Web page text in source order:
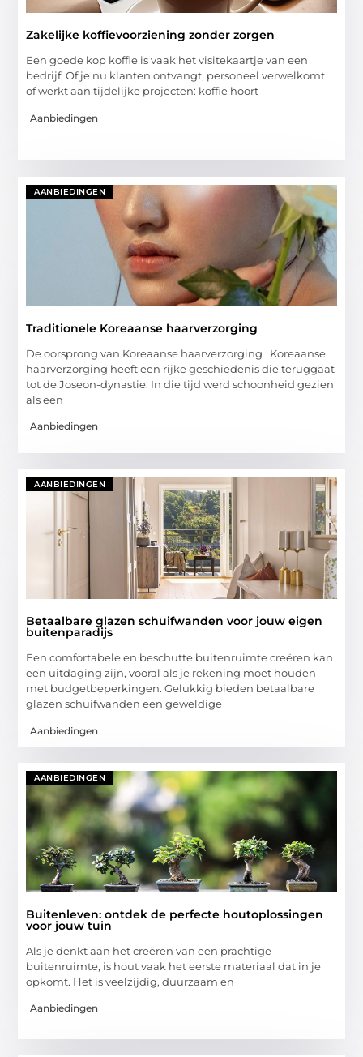
Zakelijke koffievoorziening zonder zorgen
Een goede kop koffie is vaak het visitekaartje van een
bedrijf. Of je nu klanten ontvangt, personeel verwelkomt
of werkt aan tijdelijke projecten: koffie hoort
Aanbiedingen
AANBIEDINGEN
Traditionele Koreaanse haarverzorging
De oorsprong van Koreaanse haarverzorging Koreaanse
haarverzorging heeft een rijke geschiedenis die teruggaat
tot de Joseon-dynastie. In die tijd werd schoonheid gezien
als een
Aanbiedingen
AANBIEDINGEN
Betaalbare glazen schuifwanden voor jouw eigen
buitenparadijs
Een comfortabele en beschutte buitenruimte creëren kan
een uitdaging zijn, vooral als je rekening moet houden
met budgetbeperkingen. Gelukkig bieden betaalbare
glazen schuifwanden een geweldige
Aanbiedingen
AANBIEDINGEN
Buitenleven: ontdek de perfecte houtoplossingen
voor jouw tuin
Als je denkt aan het creëren van een prachtige
buitenruimte, is hout vaak het eerste materiaal dat in je
opkomt. Het is veelzijdig, duurzaam en
Aanbiedingen